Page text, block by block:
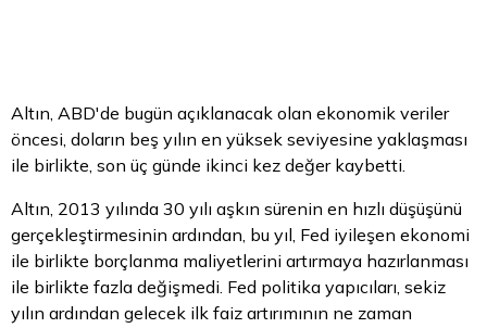
Altın, ABD'de bugün açıklanacak olan ekonomik veriler
öncesi, doların beş yılın en yüksek seviyesine yaklaşması
ile birlikte, son üç günde ikinci kez değer kaybetti.
Altın, 2013 yılında 30 yılı aşkın sürenin en hızlı düşüşünü
gerçekleştirmesinin ardından, bu yıl, Fed iyileşen ekonomi
ile birlikte borçlanma maliyetlerini artırmaya hazırlanması
ile birlikte fazla değişmedi. Fed politika yapıcıları, sekiz
yılın ardından gelecek ilk faiz artırımının ne zaman